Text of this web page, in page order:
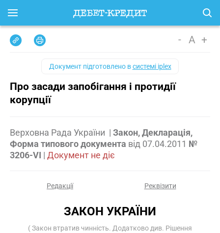
- A +
Документ підготовлено всистемі iplex
Про засади запобігання і протидії
корупції
Верховна Рада України | Закон, Декларація,
Форма типового документа від 07.04.2011 №
3206-VI | Документ не діє
Редакції Реквізити
ЗАКОН УКРАЇНИ
( Закон втратив чинність. Додатково див. Рішення